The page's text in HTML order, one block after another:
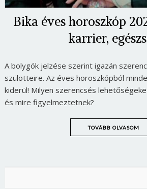
Bika éves horoszkóp
karrier,
A bolygók jelzése szerint igazán
szülötteire. Az éves horoszkópból
kiderül! Milyen szerencsés
és mire figyelmeztetnek?
TOVÁBB OLVASOM